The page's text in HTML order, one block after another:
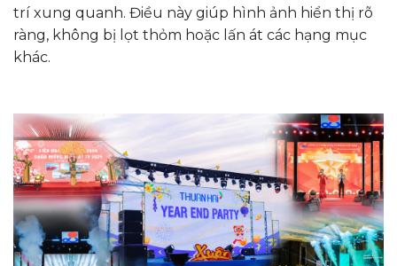
trí xung quanh. Điều này giúp hình ảnh hiển thị rõ
ràng, không bị lọt thỏm hoặc lấn át các hạng mục
khác.